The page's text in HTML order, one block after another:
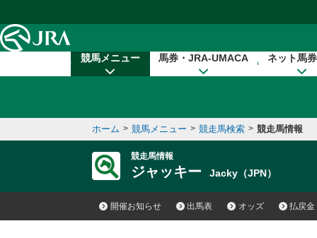
競馬メニュー 馬券・JRA-UMACA ネット馬
ホーム > 競馬メニュー > 競走馬検索 > 競走馬情報
競走馬情報
ジャッキー Jacky（JPN）
開催お知らせ 出馬表 オッズ 払戻金